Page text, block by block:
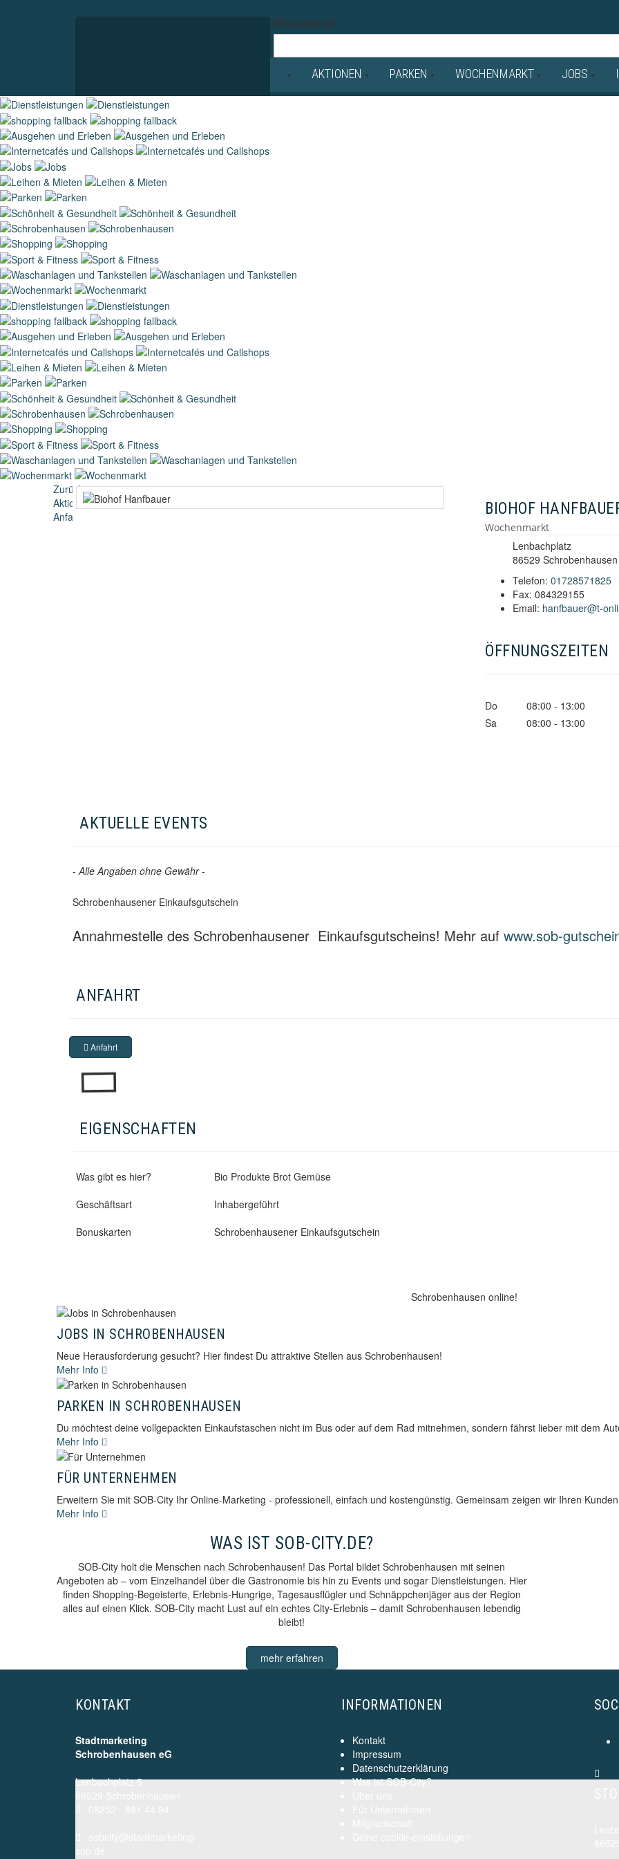
Was suchst du?
AKTIONEN PARKEN WOCHENMARKT JOBS
Zurück
Aktionen
Anfahrt
BIOHOF
Wochenmarkt
Lenbachplatz
86529 Schrobenhausen
Telefon: 01728571825
Fax: 084329155
Email: hanfbauer@t-
ÖFFNUNGSZEITEN
Do 08:00 - 13:00
Sa
08:00 - 13:00
AKTUELLE EVENTS
- Alle Angaben ohne Gewähr -
Schrobenhausener Einkaufsgutschein
Annahmestelle des Schrobenhausener Einkaufsgutscheins! Mehr auf www.sob-
ANFAHRT
Anfahrt
EIGENSCHAFTEN
Was gibt es hier? Bio Produkte Brot Gemüse
Geschäftsart
Inhabergeführt
Bonuskarten
Schrobenhausener Einkaufsgutschein
Schrobenhausen online!
JOBS IN SCHROBENHAUSEN
Neue Herausforderung gesucht? Hier findest Du attraktive Stellen aus Schrobenhausen!
Mehr Info
PARKEN IN SCHROBENHAUSEN
Du möchtest deine vollgepackten Einkaufstaschen nicht im Bus oder auf dem Rad mitnehmen, sondern fährst lieber mit dem
Mehr Info
FÜR UNTERNEHMEN
Erweitern Sie mit SOB-City Ihr Online-Marketing - professionell, einfach und kostengünstig. Gemeinsam zeigen wir Ihren
Mehr Info
WAS IST SOB-CITY.DE?
SOB-City holt die Menschen nach Schrobenhausen! Das Portal bildet Schrobenhausen mit seinen
Angeboten ab – vom Einzelhandel über die Gastronomie bis hin zu Events und sogar Dienstleistungen. Hier
finden Shopping-Begeisterte, Erlebnis-Hungrige, Tagesausflügler und Schnäppchenjäger aus der Region
alles auf einen Klick. SOB-City macht Lust auf ein echtes City-Erlebnis – damit Schrobenhausen lebendig
bleibt!
mehr erfahren
KONTAKT
Stadtmarketing
Schrobenhausen eG
Lenbachplatz 5
INFORMATIONEN
Kontakt
Impressum
Datenschutzerklärung
Was ist SOB-City?